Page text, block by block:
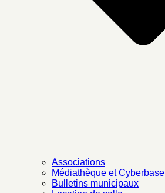
Associations
Médiathèque et Cyberbase
Bulletins municipaux